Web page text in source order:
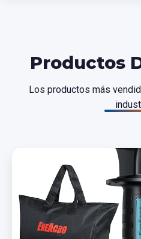
Productos
Los productos más